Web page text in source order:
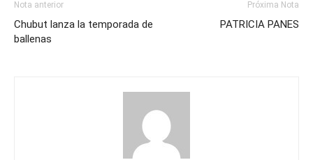
Nota anterior
Chubut lanza la temporada de
ballenas
Próxima Nota
PATRICIA PANES